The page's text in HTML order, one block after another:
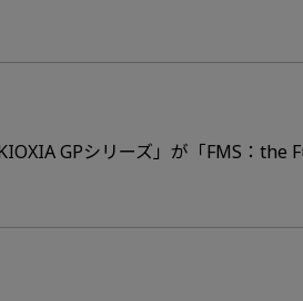
GPシリーズ」が「FMS：